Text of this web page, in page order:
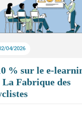
04/2026
% sur le e-
La Fabrique des